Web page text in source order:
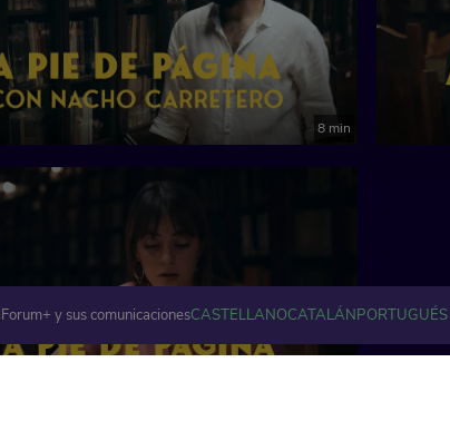
8 min
y sus comunicacionesCASTELLANOCATALÁNPORTUGUÉS